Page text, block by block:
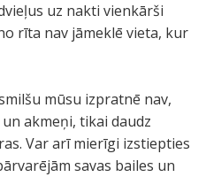
uz nakti vienkārši
rīta nav jāmeklē vieta, kur
mūsu izpratnē nav,
akmeņi, tikai daudz
Var arī mierīgi izstiepties
savas bailes un